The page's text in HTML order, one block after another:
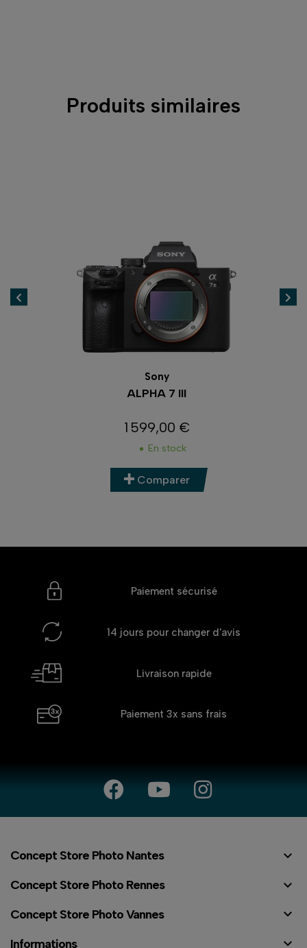
Produits similaires
Canon
EOS R8
Prix
1 649,00 €
En réapprovisionnement
Comparer
Paiement sécurisé
14 jours pour changer d'avis
Livraison rapide
Paiement 3x sans frais
Concept Store Photo Nantes 
Concept Store Photo Rennes 
Concept Store Photo Vannes 
Informations 